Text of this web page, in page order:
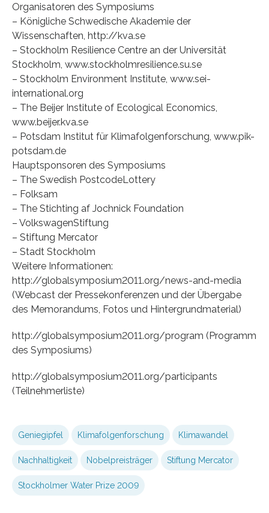
Organisatoren des Symposiums
– Königliche Schwedische Akademie der
Wissenschaften, http://kva.se
– Stockholm Resilience Centre an der Universität
Stockholm, www.stockholmresilience.su.se
– Stockholm Environment Institute, www.sei-
international.org
– The Beijer Institute of Ecological Economics,
www.beijer.kva.se
– Potsdam Institut für Klimafolgenforschung, www.pik-
potsdam.de
Hauptsponsoren des Symposiums
– The Swedish PostcodeLottery
– Folksam
– The Stichting af Jochnick Foundation
– VolkswagenStiftung
– Stiftung Mercator
– Stadt Stockholm
Weitere Informationen:
http://globalsymposium2011.org/news-and-media
(Webcast der Pressekonferenzen und der Übergabe
des Memorandums, Fotos und Hintergrundmaterial)
http://globalsymposium2011.org/program (Programm
des Symposiums)
http://globalsymposium2011.org/participants
(Teilnehmerliste)
Geniegipfel Klimafolgenforschung Klimawandel
Nachhaltigkeit Nobelpreisträger Stiftung Mercator
Stockholmer Water Prize 2009